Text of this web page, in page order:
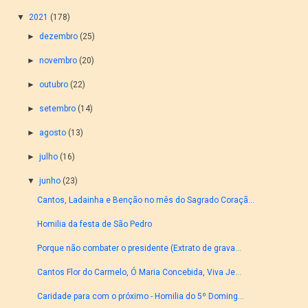
▼ 2021 (178)
► dezembro (25)
► novembro (20)
► outubro (22)
► setembro (14)
► agosto (13)
► julho (16)
▼ junho (23)
Cantos, Ladainha e Benção no mês do Sagrado Coraçã...
Homilia da festa de São Pedro
Porque não combater o presidente (Extrato de grava...
Cantos Flor do Carmelo, Ó Maria Concebida, Viva Je...
Caridade para com o próximo - Homilia do 5º Doming...